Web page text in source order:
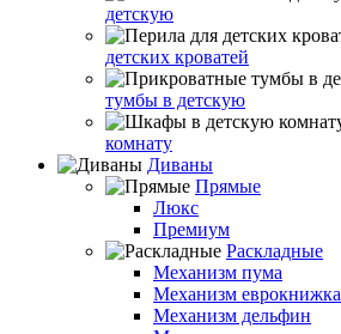
детскую
детских кроватей
тумбы в детскую
комнату
Диваны
Прямые
Люкс
Премиум
Раскладные
Механизм пума
Механизм еврокнижка
Механизм дельфин